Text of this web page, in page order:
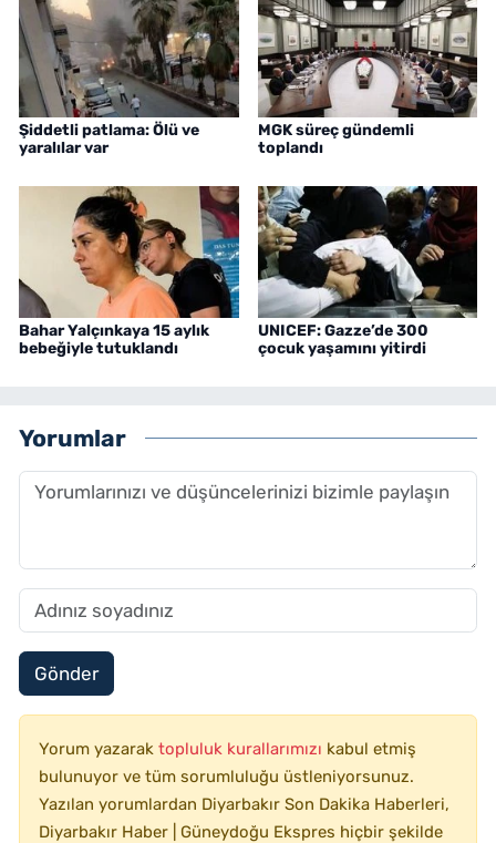
Şiddetli patlama: Ölü ve
yaralılar var
MGK süreç gündemli
toplandı
Bahar Yalçınkaya 15 aylık
bebeğiyle tutuklandı
UNICEF: Gazze’de 300
çocuk yaşamını yitirdi
Yorumlar
Gönder
Yorum yazarak topluluk kurallarımızı kabul etmiş
bulunuyor ve tüm sorumluluğu üstleniyorsunuz.
Yazılan yorumlardan Diyarbakır Son Dakika Haberleri,
Diyarbakır Haber | Güneydoğu Ekspres hiçbir şekilde